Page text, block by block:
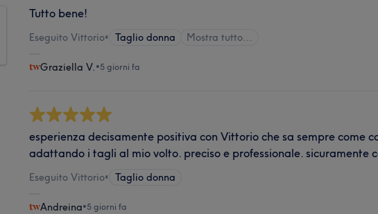
Tutto bene!
Eseguito Vittorio• Taglio donna Mostra tutto…
Graziella V. •5 giorni fa
esperienza decisamente positiva con Vittorio che sa sempre come
adattando i tagli al mio volto. preciso e professionale. sicuramente
Eseguito Vittorio• Taglio donna
Andreina•5 giorni fa